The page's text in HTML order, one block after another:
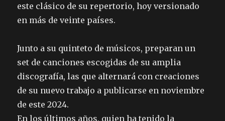
este clásico de su repertorio, hoy versionado
en más de veinte países.
Junto a su quinteto de músicos, preparan un
set de canciones escogidas de su amplia
discografía, las que alternará con creaciones
de su nuevo trabajo a publicarse en noviembre
de este 2024.
En los últimos años, quien ha tenido la